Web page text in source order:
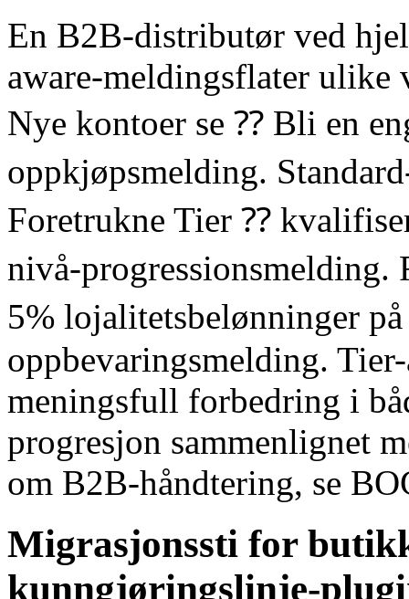
En B2B-distributør ved
aware-meldingsflater
Nye kontoer se ⁇ Bli en
oppkjøpsmelding.
Foretrukne Tier ⁇
nivå-
5% lojalitetsbelønninger
oppbevaringsmelding.
meningsfull forbedring i
progresjon sammenlignet
om B2B-håndtering, se
Migrasjonssti for
kunngjøringslinje-